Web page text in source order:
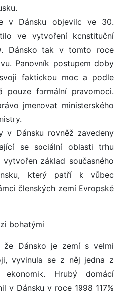
v Dánsku objevilo ve 30.
ve vytvoření konstituční
Dánsko tak v tomto roce
Panovník postupem doby
faktickou moc a podle
pouze formální pravomoci.
jmenovat ministerského
v Dánsku rovněž zavedeny
se sociální oblasti trhu
základ současného
který patří k vůbec
členských zemí Evropské
bohatými
že Dánsko je zemí s velmi
vyvinula se z něj jedna z
ekonomik. Hrubý domácí
v Dánsku v roce 1998 117%